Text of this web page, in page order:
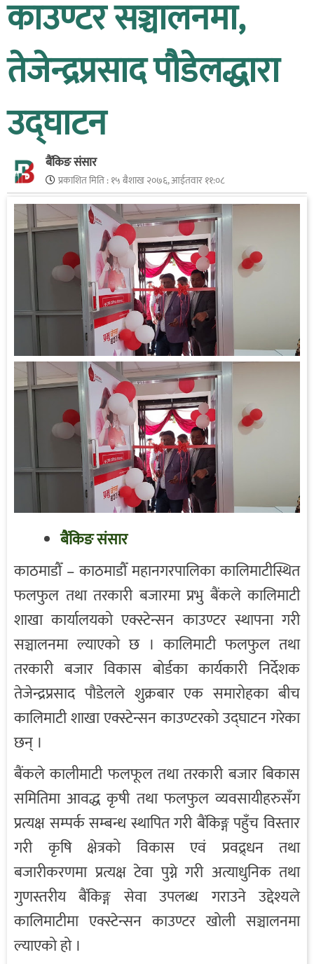
काउण्टर सञ्चालनमा,
तेजेन्द्रप्रसाद पौडेलद्धारा
उद्घाटन
बैंकिङ संसार
प्रकाशित मिति :१५ बैशाख २०७६, आईतवार ११:०८
बैंकिङ संसार
काठमाडौँ – काठमाडौँ महानगरपालिका कालिमाटीस्थित
फलफुल तथा तरकारी बजारमा प्रभु बैंकले कालिमाटी
शाखा कार्यालयको एक्स्टेन्सन काउण्टर स्थापना गरी
सञ्चालनमा ल्याएको छ । कालिमाटी फलफुल तथा
तरकारी बजार विकास बोर्डका कार्यकारी निर्देशक
तेजेन्द्रप्रसाद पौडेलले शुक्रबार एक समारोहका बीच
कालिमाटी शाखा एक्स्टेन्सन काउण्टरको उद्घाटन गरेका
छन् ।
बैंकले कालीमाटी फलफूल तथा तरकारी बजार बिकास
समितिमा आवद्ध कृषी तथा फलफुल व्यवसायीहरुसँग
प्रत्यक्ष सम्पर्क सम्बन्ध स्थापित गरी बैंकिङ्ग पहुँच विस्तार
गरी कृषि क्षेत्रको विकास एवं प्रवद्र्धन तथा
बजारीकरणमा प्रत्यक्ष टेवा पुग्ने गरी अत्याधुनिक तथा
गुणस्तरीय बैंकिङ्ग सेवा उपलब्ध गराउने उद्देश्यले
कालिमाटीमा एक्स्टेन्सन काउण्टर खोली सञ्चालनमा
ल्याएको हो ।